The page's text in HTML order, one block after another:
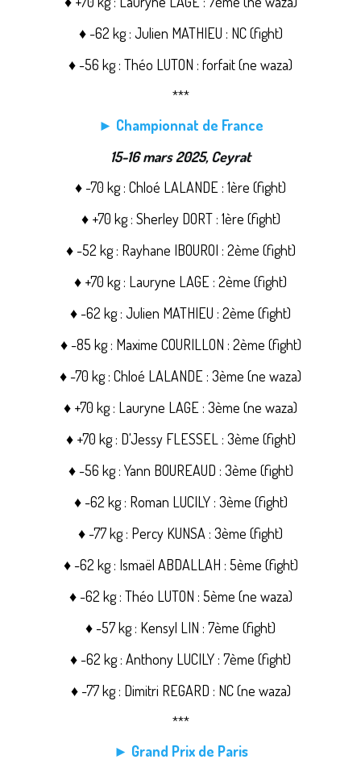
♦ -62 kg : Julien MATHIEU : NC (fight)
♦ -56 kg : Théo LUTON : forfait (ne waza)
***
► Championnat de France
15-16 mars 2025, Ceyrat
♦ -70 kg : Chloé LALANDE : 1ère (fight)
♦ +70 kg : Sherley DORT : 1ère (fight)
♦ -52 kg : Rayhane IBOUROI : 2ème (fight)
♦ +70 kg : Lauryne LAGE : 2ème (fight)
♦ -62 kg : Julien MATHIEU : 2ème (fight)
♦ -85 kg : Maxime COURILLON : 2ème (fight)
♦ -70 kg : Chloé LALANDE : 3ème (ne waza)
♦ +70 kg : Lauryne LAGE : 3ème (ne waza)
♦ +70 kg : D'Jessy FLESSEL : 3ème (fight)
♦ -56 kg : Yann BOUREAUD : 3ème (fight)
♦ -62 kg : Roman LUCILY : 3ème (fight)
♦ -77 kg : Percy KUNSA : 3ème (fight)
♦ -62 kg : Ismaël ABDALLAH : 5ème (fight)
♦ -62 kg : Théo LUTON : 5ème (ne waza)
♦ -57 kg : Kensyl LIN : 7ème (fight)
♦ -62 kg : Anthony LUCILY : 7ème (fight)
♦ -77 kg : Dimitri REGARD : NC (ne waza)
***
► Grand Prix de Paris